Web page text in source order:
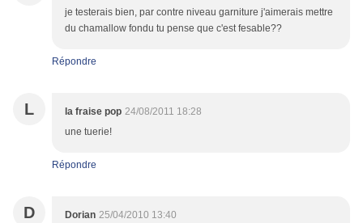
je testerais bien, par contre niveau garniture j'aimerais mettre
du chamallow fondu tu pense que c'est fesable??
Répondre
L la fraise pop 24/08/2011 18:28
une tuerie!
Répondre
D Dorian 25/04/2010 13:40